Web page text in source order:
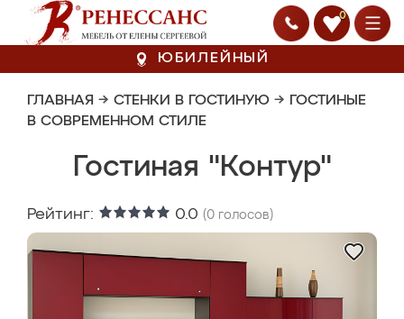
0
ЮБИЛЕЙНЫЙ
ГЛАВНАЯ → СТЕНКИ В ГОСТИНУЮ → ГОСТИНЫЕ
В СОВРЕМЕННОМ СТИЛЕ
Гостиная "Контур"
Рейтинг: 0.0 (0 голосов)